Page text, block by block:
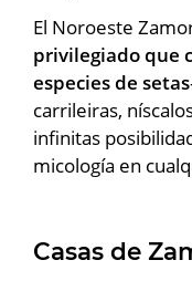
El Noroeste
privilegiado que
especies de setas
carrileiras,
infinitas
micología en
Casas de